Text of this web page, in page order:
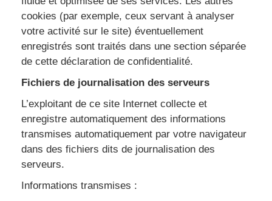
cookies (par exemple, ceux servant à analyser
votre activité sur le site) éventuellement
enregistrés sont traités dans une section séparée
de cette déclaration de confidentialité.
Fichiers de journalisation des serveurs
L’exploitant de ce site Internet collecte et
enregistre automatiquement des informations
transmises automatiquement par votre navigateur
dans des fichiers dits de journalisation des
serveurs.
Informations transmises :